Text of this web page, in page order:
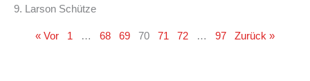
9. Larson Schütze
« Vor 1 … 68 69 70 71 72 … 97 Zurück »